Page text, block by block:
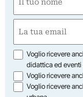
(Obbligatorio)
(Obbligatorio)
Opzioni
Voglio ricevere
didattica ed eventi
Voglio ricevere
Voglio ricevere